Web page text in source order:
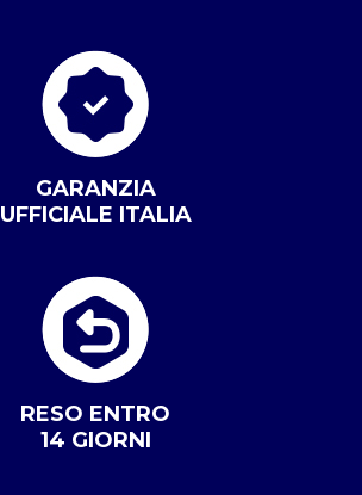
GARANZIA
UFFICIALE ITALIA
RESO ENTRO
14 GIORNI